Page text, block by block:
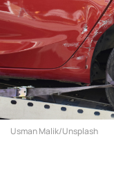
Usman Malik/Unsplash